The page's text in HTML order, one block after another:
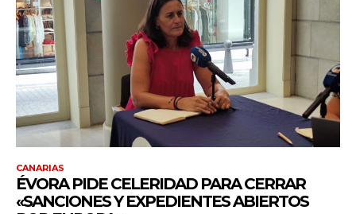
CANARIAS
ÉVORA PIDE CELERIDAD PARA CERRAR
«SANCIONES Y EXPEDIENTES ABIERTOS